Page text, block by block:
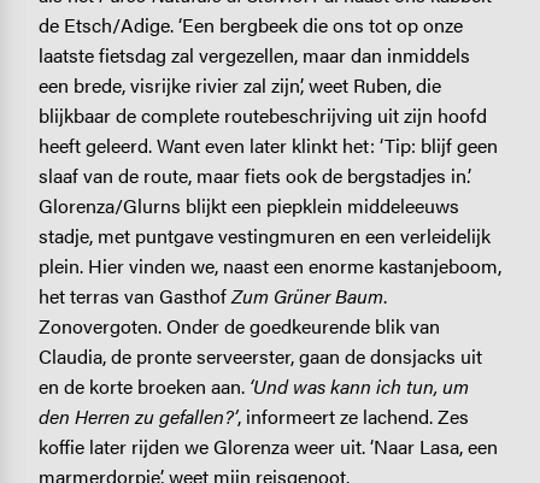
de Etsch/Adige. ‘Een bergbeek die ons tot op onze
laatste fietsdag zal vergezellen, maar dan inmiddels
een brede, visrijke rivier zal zijn’, weet Ruben, die
blijkbaar de complete routebeschrijving uit zijn hoofd
heeft geleerd. Want even later klinkt het: ‘Tip: blijf geen
slaaf van de route, maar fiets ook de bergstadjes in.’
Glorenza/Glurns blijkt een piepklein middeleeuws
stadje, met puntgave vestingmuren en een verleidelijk
plein. Hier vinden we, naast een enorme kastanjeboom,
het terras van GasthofZum Grüner Baum.
Zonovergoten. Onder de goedkeurende blik van
Claudia, de pronte serveerster, gaan de donsjacks uit
en de korte broeken aan. ‘Und was kann ich tun, um
den Herren zu gefallen?’, informeert ze lachend. Zes
koffie later rijden we Glorenza weer uit. ‘Naar Lasa, een
marmerdorpje’, weet mijn reisgenoot.